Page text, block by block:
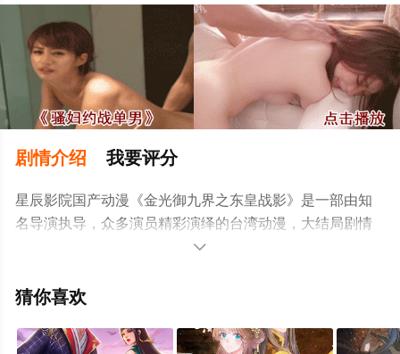
剧情介绍 我要评分
星辰影院国产动漫《金光御九界之东皇战影》是一部由知
名导演执导，众多演员精彩演绎的台湾动漫，大结局剧情
已揭晓（全40集），手机免费观看高清无删减完整版动漫
电视猫或剧情网等平台了解。

猜你喜欢